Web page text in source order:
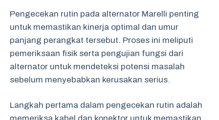
Pengecekan rutin pada alternator Marelli penting
untuk memastikan kinerja optimal dan umur
panjang perangkat tersebut. Proses ini meliputi
pemeriksaan fisik serta pengujian fungsi dari
alternator untuk mendeteksi potensi masalah
sebelum menyebabkan kerusakan serius.
Langkah pertama dalam pengecekan rutin adalah